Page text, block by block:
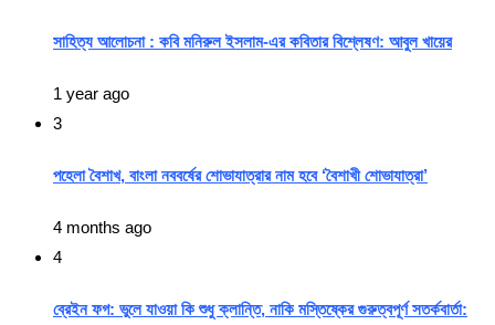
সাহিত্য আলোচনা : কবি মনিরুল ইসলাম-এর কবিতার বিশ্লেষণ: আবুল খায়ের
1 year ago
3
পহেলা বৈশাখ, বাংলা নববর্ষের শোভাযাত্রার নাম হবে ‘বৈশাখী শোভাযাত্রা’
4 months ago
4
ব্রেইন ফগ: ভুলে যাওয়া কি শুধু ক্লান্তি, নাকি মস্তিষ্কের গুরুত্বপূর্ণ সতর্কবার্তা: